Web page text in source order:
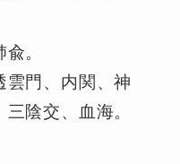
。
雲門、内関、神
陰交、血海。